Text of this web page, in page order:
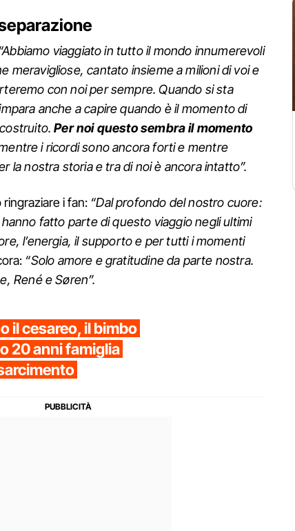
viaggiato in tutto il mondo innumerevoli
meravigliose, cantato insieme a milioni di voi e
con noi per sempre. Quando si sta
anche a capire quando è il momento di
Per noi questo sembra il momento
i ricordi sono ancora forti e mentre
la nostra storia e tra di noi è ancora intatto”.
i fan: “Dal profondo del nostro cuore:
fatto parte di questo viaggio negli ultimi
l’energia, il supporto e per tutti i momenti
“Solo amore e gratitudine da parte nostra.
René e Søren”.
il cesareo, il bimbo
20 anni famiglia